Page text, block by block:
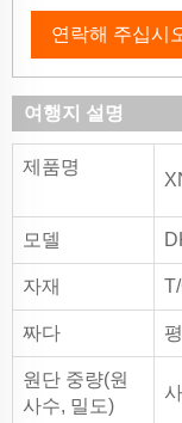
연락해 주십시
여행지 설명
제품명
모델
자재
짜다
원단 중량(원
사수, 밀도)